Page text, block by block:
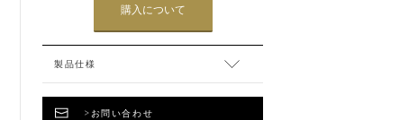
購入について
製品仕様
>お問い合わせ